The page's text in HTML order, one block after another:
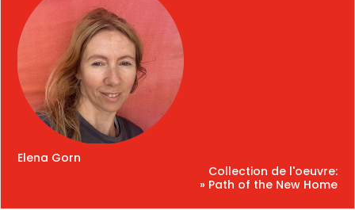
Elena Gorn
Collection de l'oeuvre:
» Path of the New Home